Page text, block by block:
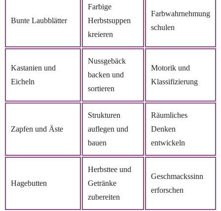
Bunte Laubblätter
Farbige
Herbstsuppen
kreieren
Farbwahrnehmung
schulen
Kastanien und
Eicheln
Nussgebäck
backen und
sortieren
Motorik und
Klassifizierung
Zapfen und Äste
Strukturen
auflegen und
bauen
Räumliches
Denken
entwickeln
Hagebutten
Herbsttee und
Getränke
zubereiten
Geschmackssinn
erforschen